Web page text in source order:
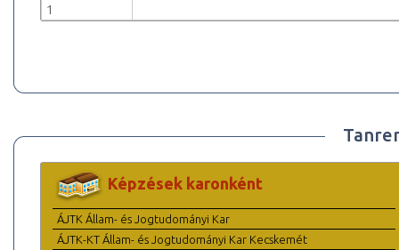
1
Képzések karonként
ÁJTK Állam- és Jogtudományi Kar
ÁJTK-KT Állam- és Jogtudományi Kar Kecskemét